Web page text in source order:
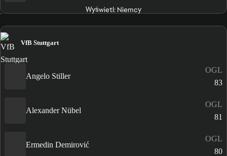
Wyświetl: Niemcy
VfB Stuttgart
Angelo Stiller
OGL
83
Alexander Nübel
OGL
81
Ermedin Demirović
OGL
80